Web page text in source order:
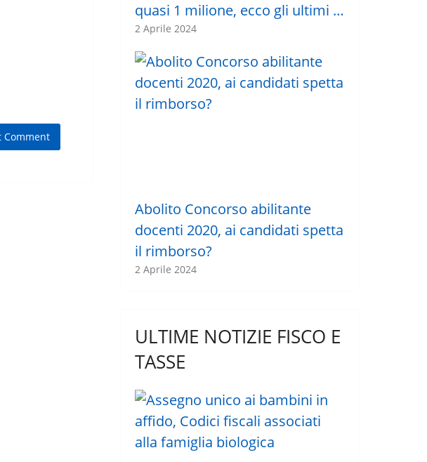
quasi 1 milione, ecco gli ultimi …
2 Aprile 2024
Abolito Concorso abilitante
docenti 2020, ai candidati spetta
il rimborso?
2 Aprile 2024
ULTIME NOTIZIE FISCO E
TASSE